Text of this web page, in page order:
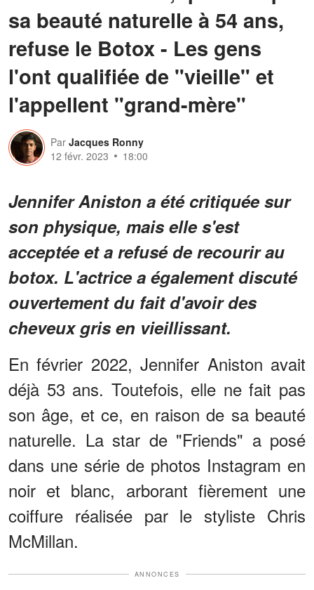
sa beauté naturelle à 54 ans,
refuse le Botox - Les gens
l'ont qualifiée de "vieille" et
l'appellent "grand-mère"
Par Jacques Ronny
12 févr. 2023
18:00
Jennifer Aniston a été critiquée sur
son physique, mais elle s'est
acceptée et a refusé de recourir au
botox. L'actrice a également discuté
ouvertement du fait d'avoir des
cheveux gris en vieillissant.
En février 2022, Jennifer Aniston avait
déjà 53 ans. Toutefois, elle ne fait pas
son âge, et ce, en raison de sa beauté
naturelle. La star de "Friends" a posé
dans une série de photos Instagram en
noir et blanc, arborant fièrement une
coiffure réalisée par le styliste Chris
McMillan.
ANNONCES